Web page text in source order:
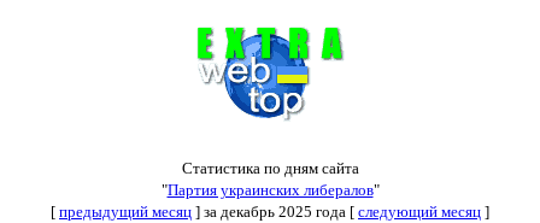
Статистика по дням сайта
"Партия украинских либералов"
[ предыдущий месяц ] за декабрь 2025 года [ следующий месяц ]